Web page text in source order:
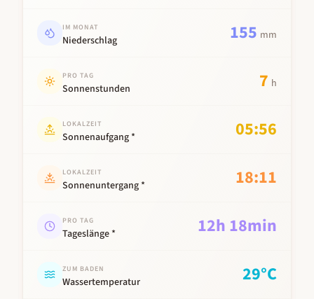
IM MONAT
Niederschlag 155 mm
PRO TAG
Sonnenstunden 7 h
LOKALZEIT
Sonnenaufgang * 05:56
LOKALZEIT
Sonnenuntergang * 18:11
PRO TAG
Tageslänge * 12h 18min
ZUM BADEN
Wassertemperatur 29°C